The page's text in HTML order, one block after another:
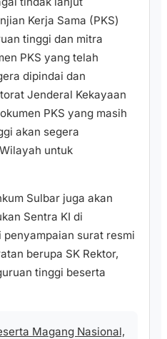
Kerja Sama (PKS)
tinggi dan mitra
PKS yang telah
dipindai dan
Jenderal Kekayaan
PKS yang masih
akan segera
untuk
Sulbar juga akan
Sentra KI di
surat resmi
berupa SK Rektor,
tinggi beserta
Magang Nasional,